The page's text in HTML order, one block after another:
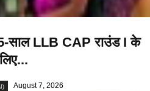
साल LLB CAP राउंड I के
August 7, 2026